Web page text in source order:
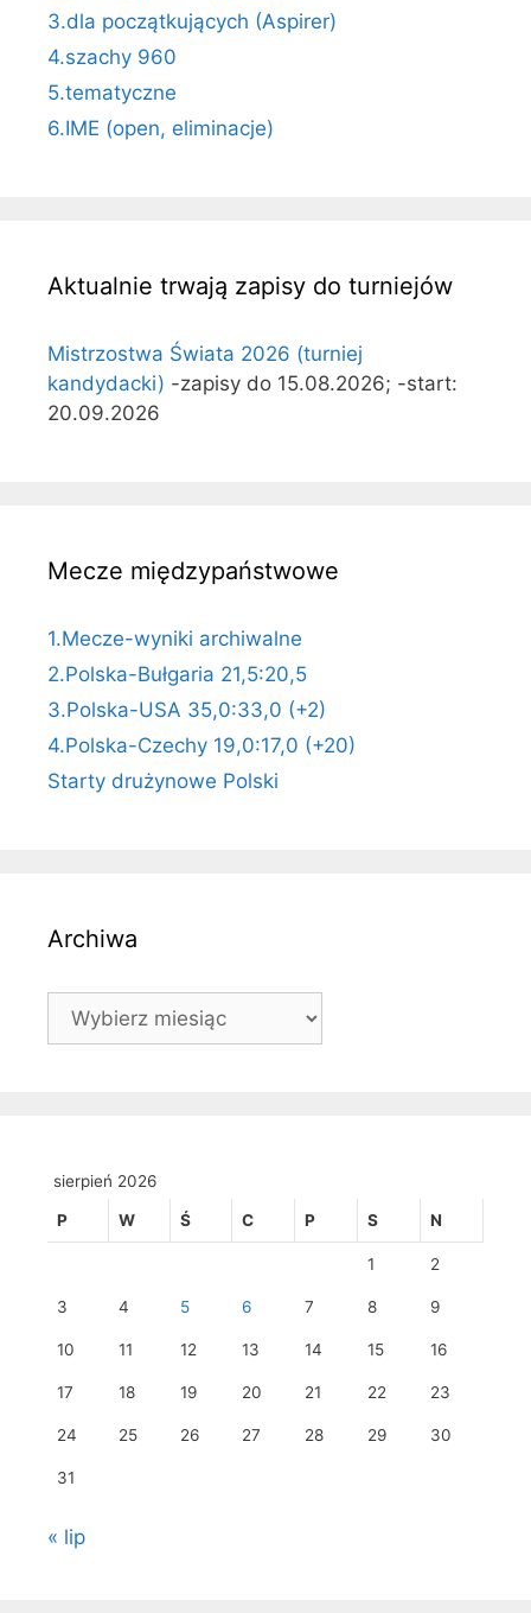
3.dla początkujących (Aspirer)
4.szachy 960
5.tematyczne
6.IME (open, eliminacje)
Aktualnie trwają zapisy do turniejów
Mistrzostwa Świata 2026 (turniej
kandydacki) -zapisy do 15.08.2026; -start:
20.09.2026
Mecze międzypaństwowe
1.Mecze-wyniki archiwalne
2.Polska-Bułgaria 21,5:20,5
3.Polska-USA 35,0:33,0 (+2)
4.Polska-Czechy 19,0:17,0 (+20)
Starty drużynowe Polski
Archiwa
Archiwa
sierpień 2026
P W Ś C P S N
1 2
3 4 5 6 7 8 9
10 11 12 13 14 15 16
17 18 19 20 21 22 23
24 25 26 27 28 29 30
31
« lip